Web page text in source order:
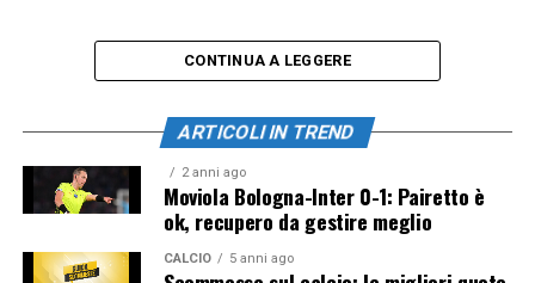
CONTINUA A LEGGERE
ARTICOLI IN TREND
2 anni ago
Moviola Bologna-Inter 0-1: Pairetto è
ok, recupero da gestire meglio
CALCIO 5 anni ago